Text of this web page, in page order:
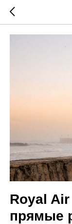
Royal Air
прямые